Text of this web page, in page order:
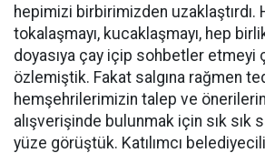
hepimizi birbirimizden
tokalaşmayı, kucaklaşmayı, hep
doyasıya çay içip sohbetler etmeyi
özlemiştik. Fakat salgına rağmen
hemşehrilerimizin talep ve
alışverişinde bulunmak için sık sık
yüze görüştük. Katılımcı